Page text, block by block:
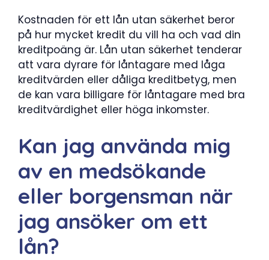
Kostnaden för ett lån utan säkerhet beror
på hur mycket kredit du vill ha och vad din
kreditpoäng är. Lån utan säkerhet tenderar
att vara dyrare för låntagare med låga
kreditvärden eller dåliga kreditbetyg, men
de kan vara billigare för låntagare med bra
kreditvärdighet eller höga inkomster.
Kan jag använda mig
av en medsökande
eller borgensman när
jag ansöker om ett
lån?